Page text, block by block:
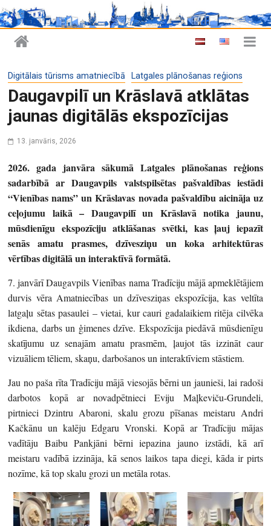
Digitālais tūrisms amatniecībā Latgales plānošanas reģions
Daugavpilī un Krāslavā atklātas
jaunas digitālās ekspozīcijas
13. janvāris, 2026
2026. gada janvāra sākumā Latgales plānošanas reģions
sadarbībā ar Daugavpils valstspilsētas pašvaldības iestādi
“Vienības nams” un Krāslavas novada pašvaldību aicināja uz
ceļojumu laikā – Daugavpilī un Krāslavā notika jaunu,
mūsdienīgu ekspozīciju atklāšanas svētki, kas ļauj iepazīt
senās amatu prasmes, dzīvesziņu un koka arhitektūras
vērtības digitālā un interaktīvā formātā.
7. janvārī Daugavpils Vienības nama Tradīciju mājā apmeklētājiem
durvis vēra Amatniecības un dzīvesziņas ekspozīcija, kas veltīta
latgaļu sētas pasaulei – vietai, kur cauri gadalaikiem ritēja cilvēka
ikdiena, darbs un ģimenes dzīve. Ekspozīcija piedāvā mūsdienīgu
skatījumu uz senajām amatu prasmēm, ļaujot tās izzināt caur
vizuāliem tēliem, skaņu, darbošanos un interaktīviem stāstiem.
Jau no paša rīta Tradīciju mājā viesojās bērni un jaunieši, lai radoši
darbotos kopā ar novadpētnieci Eviju Maļkeviču-Grundeli,
pirtnieci Dzintru Abaroni, skalu grozu pīšanas meistaru Andri
Kačkānu un kalēju Edgaru Vronski. Kopā ar Tradīciju mājas
vadītāju Baibu Pankjāni bērni iepazina jauno izstādi, kā arī
meistaru vadībā izzināja, kā senos laikos tapa diegi, kāda ir pirts
nozīme, kā top skalu grozi un metāla rotas.